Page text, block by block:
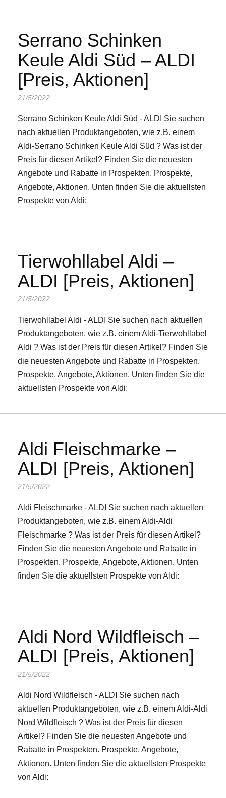
Serrano Schinken
Keule Aldi Süd – ALDI
[Preis, Aktionen]
21/5/2022
Serrano Schinken Keule Aldi Süd - ALDI Sie suchen
nach aktuellen Produktangeboten, wie z.B. einem
Aldi-Serrano Schinken Keule Aldi Süd ? Was ist der
Preis für diesen Artikel? Finden Sie die neuesten
Angebote und Rabatte in Prospekten. Prospekte,
Angebote, Aktionen. Unten finden Sie die aktuellsten
Prospekte von Aldi:
Tierwohllabel Aldi –
ALDI [Preis, Aktionen]
21/5/2022
Tierwohllabel Aldi - ALDI Sie suchen nach aktuellen
Produktangeboten, wie z.B. einem Aldi-Tierwohllabel
Aldi ? Was ist der Preis für diesen Artikel? Finden Sie
die neuesten Angebote und Rabatte in Prospekten.
Prospekte, Angebote, Aktionen. Unten finden Sie die
aktuellsten Prospekte von Aldi:
Aldi Fleischmarke –
ALDI [Preis, Aktionen]
21/5/2022
Aldi Fleischmarke - ALDI Sie suchen nach aktuellen
Produktangeboten, wie z.B. einem Aldi-Aldi
Fleischmarke ? Was ist der Preis für diesen Artikel?
Finden Sie die neuesten Angebote und Rabatte in
Prospekten. Prospekte, Angebote, Aktionen. Unten
finden Sie die aktuellsten Prospekte von Aldi:
Aldi Nord Wildfleisch –
ALDI [Preis, Aktionen]
21/5/2022
Aldi Nord Wildfleisch - ALDI Sie suchen nach
aktuellen Produktangeboten, wie z.B. einem Aldi-Aldi
Nord Wildfleisch ? Was ist der Preis für diesen
Artikel? Finden Sie die neuesten Angebote und
Rabatte in Prospekten. Prospekte, Angebote,
Aktionen. Unten finden Sie die aktuellsten Prospekte
von Aldi: